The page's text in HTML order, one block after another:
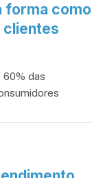
forma como
clientes
60% das